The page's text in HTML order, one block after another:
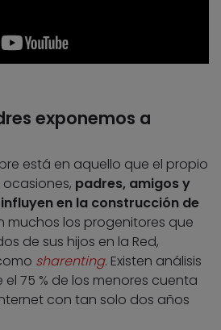
exponemos a
está en aquello que el propio
padres, amigos y
en la construcción de
muchos los progenitores que
de sus hijos en la Red,
sharenting. Existen análisis
75 % de los menores cuenta
con tan solo dos años